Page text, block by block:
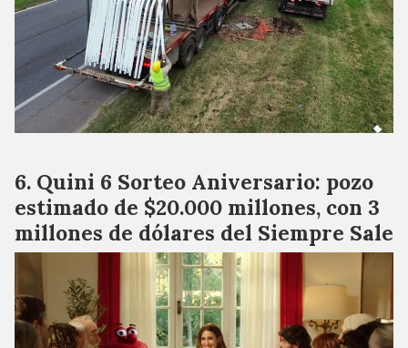
Quini 6 Sorteo Aniversario: pozo
estimado de $20.000 millones, con 3
millones de dólares del Siempre Sale